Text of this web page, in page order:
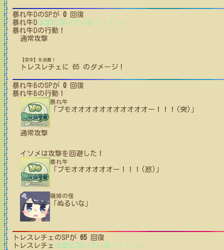
暴れ牛DのSPが 0 回復
暴れ牛D は空に浮いている …… ！ (4)
暴れ牛Dの行動！
通常攻撃
【空中】を消費！
トレスレチェ に 65 のダメージ！
暴れ牛BのSPが 0 回復
暴れ牛Bの行動！
暴れ牛
「ブモオオオオオオオオオオオー！！！(突)」
通常攻撃
イソメ は攻撃を回避した！
暴れ牛
「ブモオオオオオオー！！！(怒)」
磯姫の怪
「ぬるいな」
トレスレチェ のSPが 65 回復
トレスレチェ は空に浮いている …… ！ (3)